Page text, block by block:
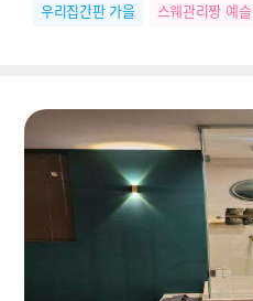
우리집간판 가을 스웨관리짱 예슬